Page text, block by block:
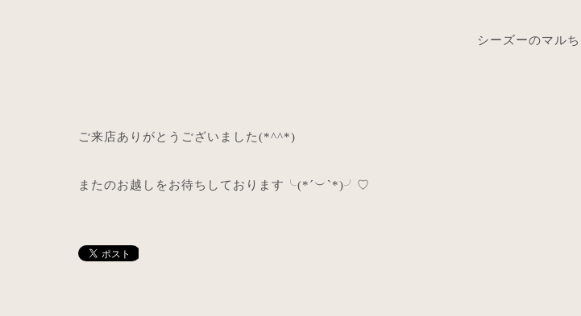
シーズーのマル
ご来店ありがとうございました(*^^*)
またのお越しをお待ちしております╰(*´︶ `*)╯ ♡